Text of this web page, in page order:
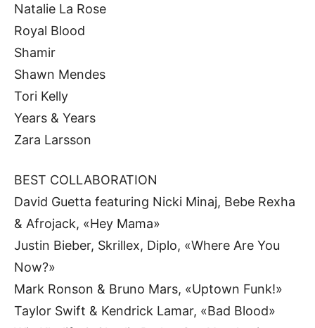
Natalie La Rose
Royal Blood
Shamir
Shawn Mendes
Tori Kelly
Years & Years
Zara Larsson
BEST COLLABORATION
David Guetta featuring Nicki Minaj, Bebe Rexha
& Afrojack, «Hey Mama»
Justin Bieber, Skrillex, Diplo, «Where Are You
Now?»
Mark Ronson & Bruno Mars, «Uptown Funk!»
Taylor Swift & Kendrick Lamar, «Bad Blood»